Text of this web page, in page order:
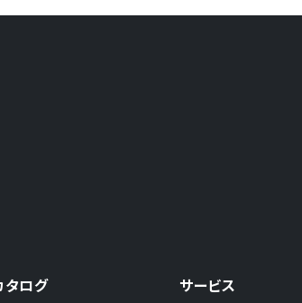
タログ サービス